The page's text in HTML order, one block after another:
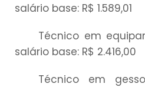
salário base: R$ 1.589,01
Técnico em
salário base: R$ 2.416,00
Técnico em